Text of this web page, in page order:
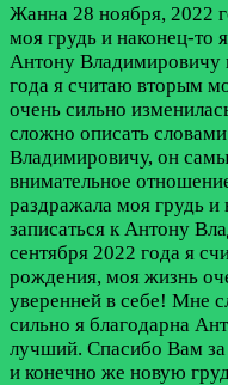
Жанна 28 ноября, 2022
моя грудь и наконец-то
Антону Владимировичу
года я считаю вторым
очень сильно
сложно описать
Владимировичу, он
внимательное
раздражала моя грудь и
записаться к Антону
сентября 2022 года я
рождения, моя жизнь
уверенней в себе! Мне
сильно я благодарна
лучший. Спасибо Вам за
и конечно же новую